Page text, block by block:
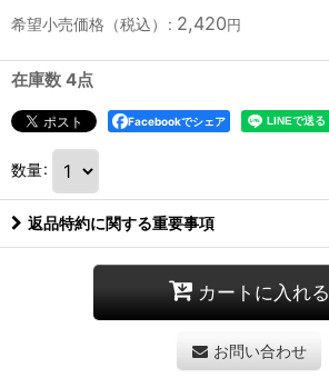
希望小売価格（税込） : 2,420円
在庫数 4点
Facebookでシェア
数量:
返品特約に関する重要事項
カートに入れる
お問い合わせ